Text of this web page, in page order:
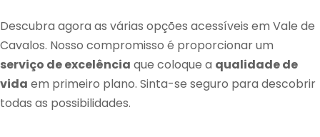
Descubra agora as várias opções acessíveis em Vale de
Cavalos. Nosso compromisso é proporcionar um
serviço de excelência que coloque a qualidade de
vida em primeiro plano. Sinta-se seguro para descobrir
todas as possibilidades.